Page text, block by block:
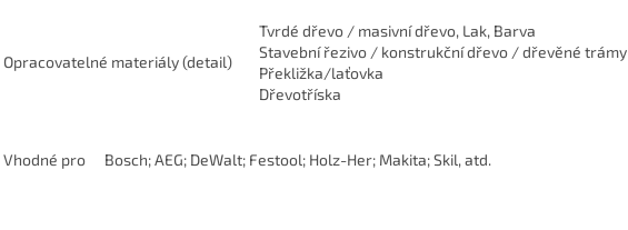
Opracovatelné materiály (detail)
Tvrdé dřevo / masivní dřevo, Lak, Barva
Stavební řezivo / konstrukční dřevo / dřevěné trámy
Překližka/laťovka
Dřevotříska
Vhodné pro Bosch; AEG; DeWalt; Festool; Holz-Her; Makita; Skil, atd.